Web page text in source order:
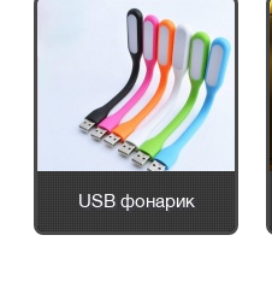
USB фонарик